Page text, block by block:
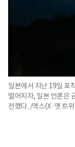
일본에서 지난 19일 포
떨어지자, 일본 언론은
전했다. /엑스(X·옛 트